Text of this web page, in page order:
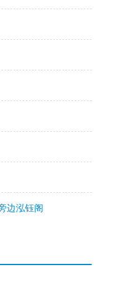
边泓钰阁